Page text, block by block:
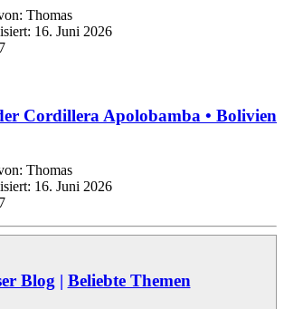
Thomas
16. Juni 2026
Cordillera Apolobamba • Bolivien
Thomas
16. Juni 2026
Blog | Beliebte Themen